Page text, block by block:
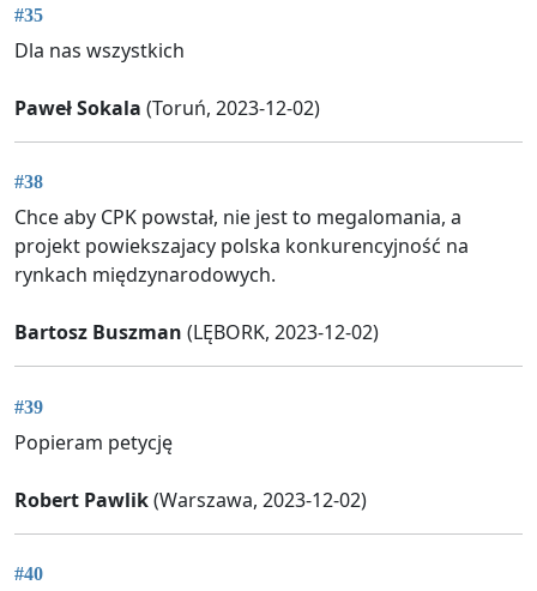
#35
Dla nas wszystkich
Paweł Sokala (Toruń, 2023-12-02)
#38
Chce aby CPK powstał, nie jest to megalomania, a
projekt powiekszajacy polska konkurencyjność na
rynkach międzynarodowych.
Bartosz Buszman (LĘBORK, 2023-12-02)
#39
Popieram petycję
Robert Pawlik(Warszawa, 2023-12-02)
#40